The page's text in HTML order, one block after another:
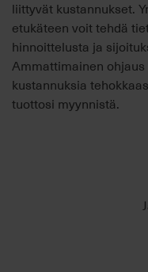
liittyvät kustannukset.
etukäteen voit tehdä
hinnoittelusta ja
Ammattimainen
kustannuksia
tuottosi myynnistä.